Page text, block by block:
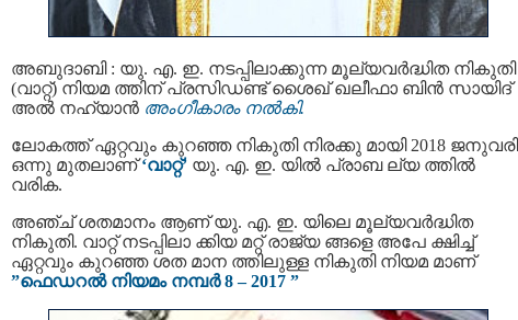
അബുദാബി : യു. എ. ഇ. നടപ്പിലാക്കുന്ന മൂല്യവര്‍ദ്ധിത നികുതി
(വാറ്റ്) നിയമ ത്തിന് പ്രസിഡണ്ട് ശൈഖ് ഖലീഫാ ബിന്‍ സായിദ്
അല്‍ നഹ്യാന്‍ അംഗീകാരം നല്‍കി.
ലോകത്ത് ഏറ്റവും കുറഞ്ഞ നികുതി നിരക്കു മായി 2018 ജനുവരി
ഒന്നു മുതലാണ്‘വാറ്റ്’ യു. എ. ഇ. യില്‍ പ്രാബ ല്യ ത്തില്‍
വരിക.
അഞ്ച് ശതമാനം ആണ് യു. എ. ഇ. യിലെ മൂല്യവര്‍ദ്ധിത
നികുതി. വാറ്റ് നടപ്പിലാ ക്കിയ മറ്റ് രാജ്യ ങ്ങളെ അപേ ക്ഷിച്ച്
ഏറ്റവും കുറഞ്ഞ ശത മാന ത്തിലുള്ള നികുതി നിയമ മാണ്
”ഫെഡറല്‍ നിയമം നമ്പര്‍ 8 – 2017 ”